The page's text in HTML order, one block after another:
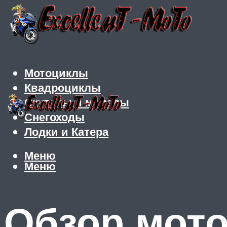
Мотоциклы
Квадроциклы
Скутеры и мопеды
Снегоходы
Лодки и Катера
Меню
Меню